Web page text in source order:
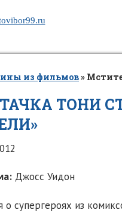
из фильмов»
ТОНИ
Джосс Уидон
о супергероях из